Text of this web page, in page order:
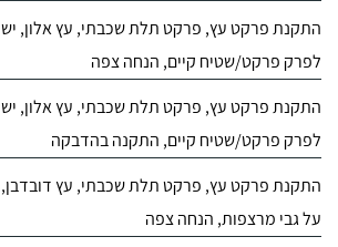
התקנת פרקט עץ, פרקט תלת שכבתי, עץ אלון, יש
לפרק פרקט/שטיח קיים, הנחה צפה
התקנת פרקט עץ, פרקט תלת שכבתי, עץ אלון, יש
לפרק פרקט/שטיח קיים, התקנה בהדבקה
התקנת פרקט עץ, פרקט תלת שכבתי, עץ דובדבן,
על גבי מרצפות, הנחה צפה